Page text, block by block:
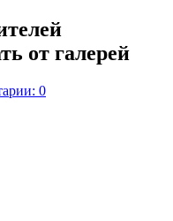
от галерей
0